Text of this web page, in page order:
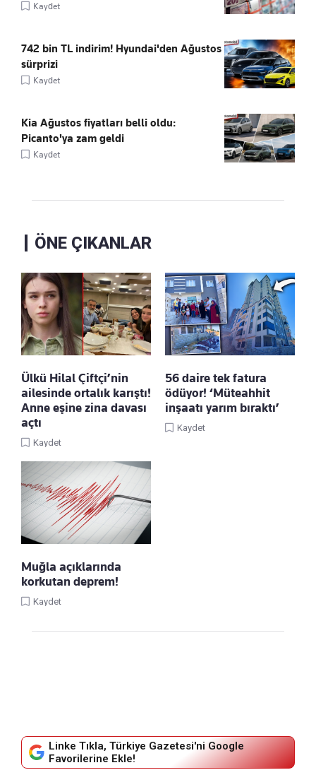
Kaydet
742 bin TL indirim! Hyundai'den Ağustos
sürprizi
Kaydet
Kia Ağustos fiyatları belli oldu:
Picanto'ya zam geldi
Kaydet
ÖNE ÇIKANLAR
Ülkü Hilal Çiftçi’nin
ailesinde ortalık karıştı!
Anne eşine zina davası
açtı
Kaydet
56 daire tek fatura
ödüyor! ‘Müteahhit
inşaatı yarım bıraktı’
Kaydet
Muğla açıklarında
korkutan deprem!
Kaydet
Linke Tıkla, Türkiye Gazetesi'ni Google
Favorilerine Ekle!